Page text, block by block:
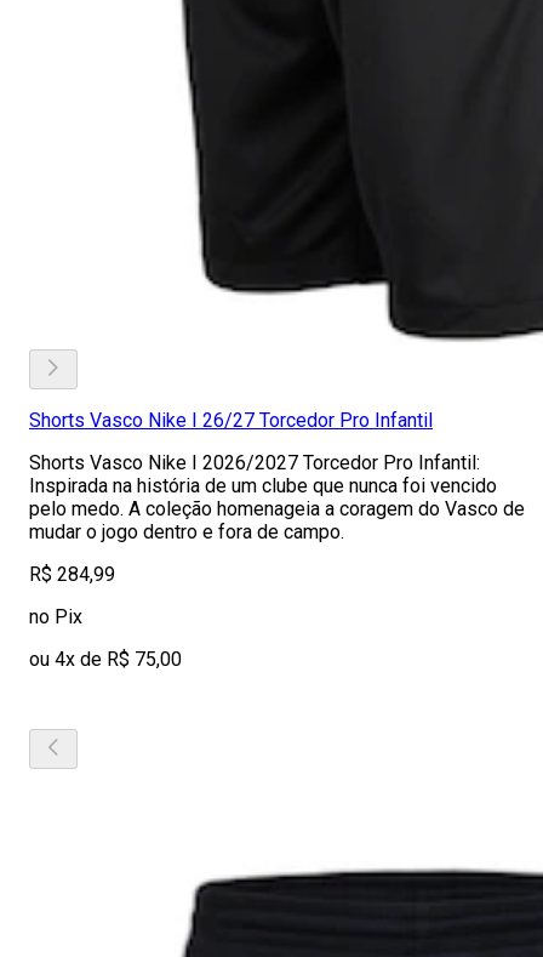
Shorts Vasco Nike I 26/27 Torcedor Pro Infantil
Shorts Vasco Nike I 2026/2027 Torcedor Pro Infantil:
Inspirada na história de um clube que nunca foi vencido
pelo medo. A coleção homenageia a coragem do Vasco de
mudar o jogo dentro e fora de campo.
R$ 284,99
no Pix
ou 4x de R$ 75,00